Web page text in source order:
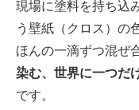
現場に塗料を持ち込
う壁紙（クロス）の
ほんの一滴ずつ混ぜ
染む、世界に一つだ
です。